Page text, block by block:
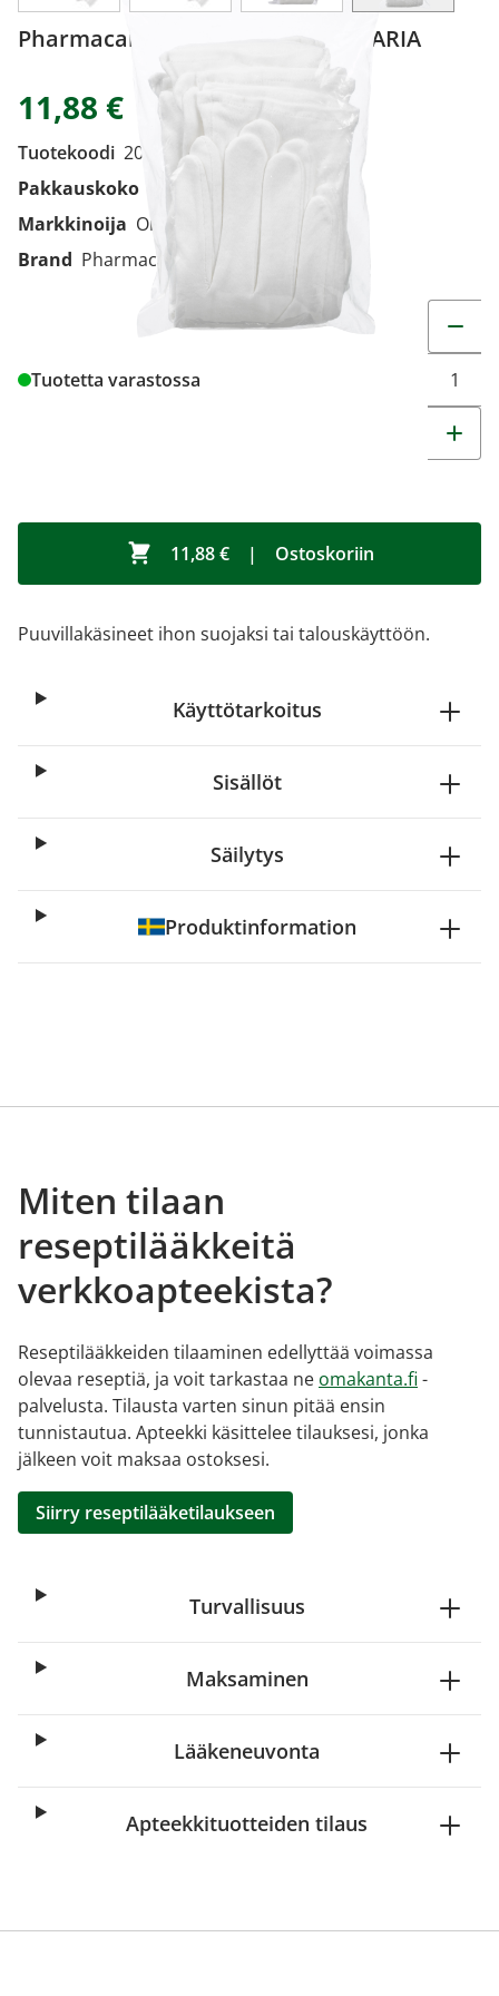
Pharmacare Puuvillakäsine L 5 PARIA
11,88 €
Tuotekoodi 201521
Pakkauskoko
Markkinoija Oriola Finland Oy
Brand Pharmacare
Tuotetta varastossa
11,88 € | Ostoskoriin
Puuvillakäsineet ihon suojaksi tai talouskäyttöön.
Käyttötarkoitus
Sisällöt
Säilytys
Produktinformation
Miten tilaan
reseptilääkkeitä
verkkoapteekista?
Reseptilääkkeiden tilaaminen edellyttää voimassa
olevaa reseptiä, ja voit tarkastaa ne omakanta.fi -
palvelusta. Tilausta varten sinun pitää ensin
tunnistautua. Apteekki käsittelee tilauksesi, jonka
jälkeen voit maksaa ostoksesi.
Siirry reseptilääketilaukseen
Turvallisuus
Maksaminen
Lääkeneuvonta
Apteekkituotteiden tilaus